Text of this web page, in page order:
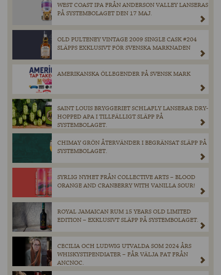
WEST COAST IPA FRÅN ANDERSON VALLEY LANSERAS
PÅ SYSTEMBOLAGET DEN 17 MAJ.
OLD PULTENEY VINTAGE 2009 SINGLE CASK #204
SLÄPPS EXKLUSIVT FÖR SVENSKA MARKNADEN
AMERIKANSKA ÖLLEGENDER PÅ SVENSK MARK
SAINT LOUIS BRYGGERIET SCHLAFLY LANSERAR DRY-
HOPPED APA I TILLFÄLLIGT SLÄPP PÅ
SYSTEMBOLAGET.
CHIMAY GRÖN ÅTERVÄNDER I BEGRÄNSAT SLÄPP PÅ
SYSTEMBOLAGET.
SYRLIG NYHET FRÅN COLLECTIVE ARTS – BLOOD
ORANGE AND CRANBERRY WITH VANILLA SOUR!
ROYAL JAMAICAN RUM 15 YEARS OLD LIMITED
EDITION – EXKLUSIVT SLÄPP PÅ SYSTEMBOLAGET.
CECILIA OCH LUDWIG UTVALDA SOM 2024 ÅRS
WHISKYSTIPENDIATER – FÅR VÄLJA FAT FRÅN
ANCNOC.